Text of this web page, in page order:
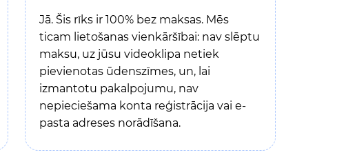
Jā. Šis rīks ir 100% bez maksas. Mēs
ticam lietošanas vienkāršībai: nav slēptu
maksu, uz jūsu videoklipa netiek
pievienotas ūdenszīmes, un, lai
izmantotu pakalpojumu, nav
nepieciešama konta reģistrācija vai e-
pasta adreses norādīšana.